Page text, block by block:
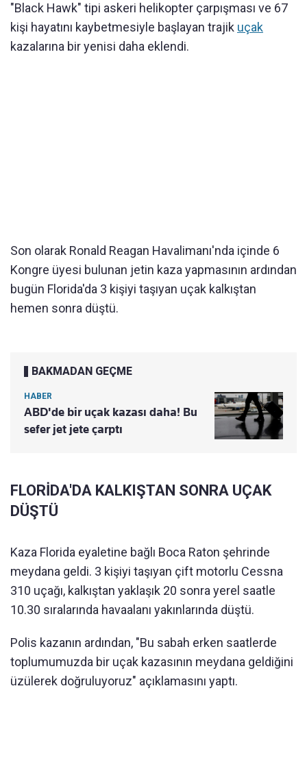
"Black Hawk" tipi askeri helikopter çarpışması ve 67
kişi hayatını kaybetmesiyle başlayan trajik uçak
kazalarına bir yenisi daha eklendi.
Son olarak Ronald Reagan Havalimanı'nda içinde 6
Kongre üyesi bulunan jetin kaza yapmasının ardından
bugün Florida'da 3 kişiyi taşıyan uçak kalkıştan
hemen sonra düştü.
BAKMADAN GEÇME
HABER
ABD'de bir uçak kazası daha! Bu
sefer jet jete çarptı
FLORİDA'DA KALKIŞTAN SONRA UÇAK
DÜŞTÜ
Kaza Florida eyaletine bağlı Boca Raton şehrinde
meydana geldi. 3 kişiyi taşıyan çift motorlu Cessna
310 uçağı, kalkıştan yaklaşık 20 sonra yerel saatle
10.30 sıralarında havaalanı yakınlarında düştü.
Polis kazanın ardından, "Bu sabah erken saatlerde
toplumumuzda bir uçak kazasının meydana geldiğini
üzülerek doğruluyoruz" açıklamasını yaptı.